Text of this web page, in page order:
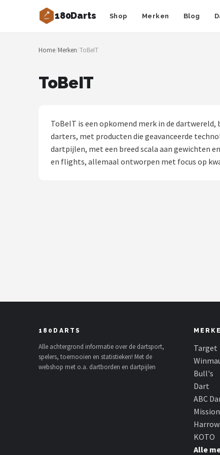
180Darts Shop Merken Blog
Zoeken
NAVIGATIE
Dartspelers
Bull's
Home/Merken/ToBeIT
ToBeIT
ToBeIT is een opkomend merk in de
darters, met producten die geavanceerde
dartpijlen, met een breed scala aan gewichten
en flights, allemaal ontworpen met focus op
180DARTS
Alle achtergrond informatie over de dartsport,
spelers, toernooien en statistieken! Met de
webshop met o.a. dartborden en dartpijlen
Target
Bull's
Dart
ABC
Mission
KOTO
Alle